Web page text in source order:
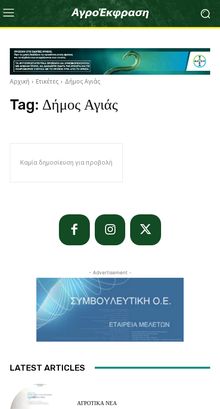
Αρχική Ετικέτες Δήμος Αγιάς
Tag: Δήμος Αγιάς
Καμία δημοσίευση για προβολή
- Advertisement -
LATEST ARTICLES
ΑΓΡΟΤΙΚΆ ΝΈΑ